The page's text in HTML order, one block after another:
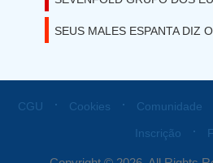
SEUS MALES ESPANTA DIZ
CGU ⋅ Cookies ⋅ Comunidade
Inscrição ⋅